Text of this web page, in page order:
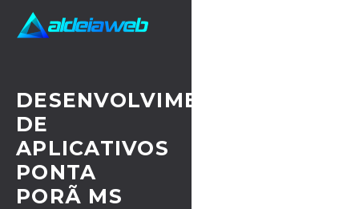
DESENVOLVIMENTO
DE
APLICATIVOS
PONTA
PORÃ MS